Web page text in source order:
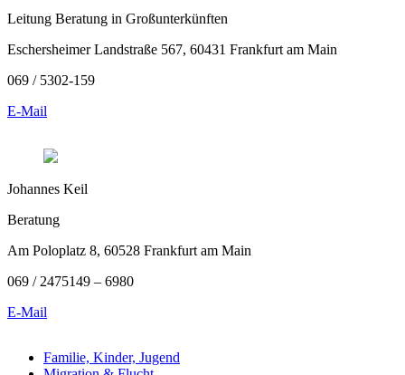
Leitung Beratung in Großunterkünften
Eschersheimer Landstraße 567, 60431 Frankfurt am Main
069 / 5302-159
E-Mail
Johannes Keil
Beratung
Am Poloplatz 8, 60528 Frankfurt am Main
069 / 2475149 – 6980
E-Mail
Familie, Kinder, Jugend